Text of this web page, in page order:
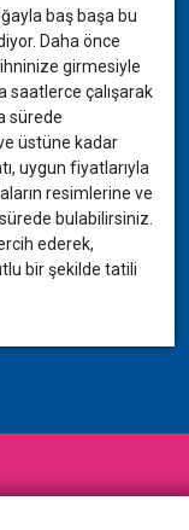
baş başa bu
Daha önce
girmesiyle
saatlerce çalışarak
sürede
üstüne kadar
uygun fiyatlarıyla
resimlerine ve
bulabilirsiniz.
ederek,
bir şekilde tatili